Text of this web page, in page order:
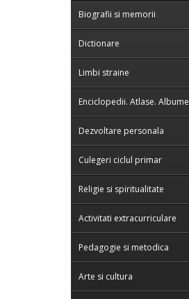
Biografii si memorii
Dictionare
Limbi straine
Enciclopedii. Atlase. Albume
Dezvoltare personala
Culegeri ciclul primar
Religie si spiritualitate
Activitati extracurriculare
Pedagogie si metodica
Arte si cultura